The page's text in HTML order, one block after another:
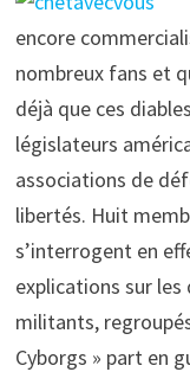
encore
nombreux fans et
déjà que ces
législateurs
associations de
libertés. Huit
s’interrogent en
explications sur
militants,
Cyborgs » part en